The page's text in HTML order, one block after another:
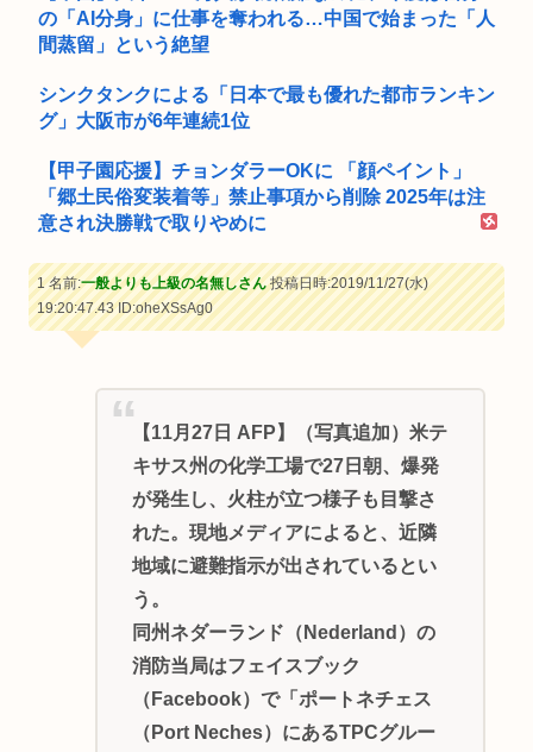
の「AI分身」に仕事を奪われる…中国で始まった「人
間蒸留」という絶望
シンクタンクによる「日本で最も優れた都市ランキン
グ」大阪市が6年連続1位
【甲子園応援】チョンダラーOKに 「顔ペイント」
「郷土民俗変装着等」禁止事項から削除 2025年は注
意され決勝戦で取りやめに
1 名前:一般よりも上級の名無しさん投稿日時:2019/11/27(水)
19:20:47.43ID:oheXSsAg0
【11月27日 AFP】（写真追加）米テ
キサス州の化学工場で27日朝、爆発
が発生し、火柱が立つ様子も目撃さ
れた。現地メディアによると、近隣
地域に避難指示が出されているとい
う。
同州ネダーランド（Nederland）の
消防当局はフェイスブック
（Facebook）で「ポートネチェス
（Port Neches）にあるTPCグルー